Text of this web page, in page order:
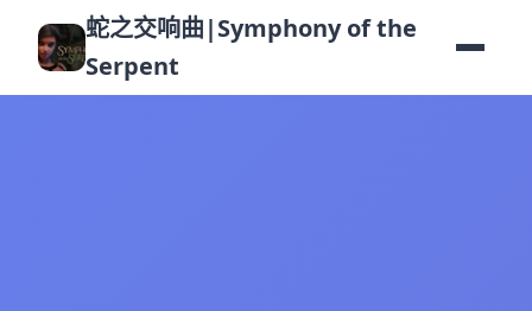
蛇之交响曲|Symphony of the
Serpent